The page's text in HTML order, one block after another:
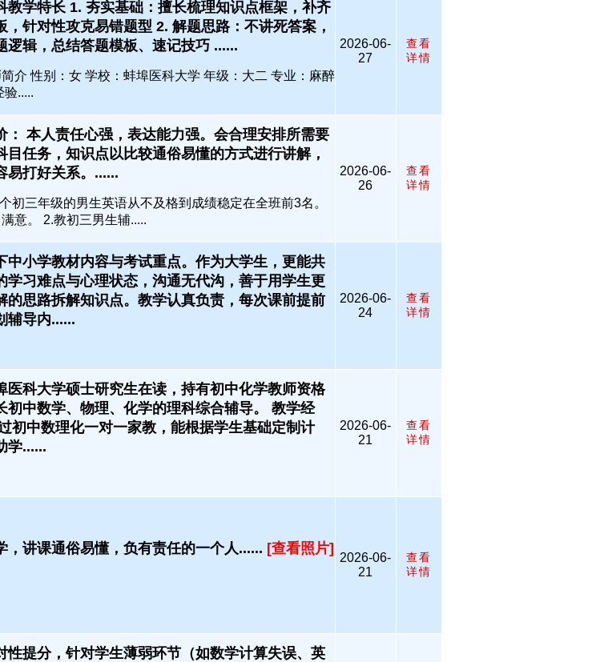
教学特长 1. 夯实基础：擅长梳理知识点框架，补齐
，针对性攻克易错题型 2. 解题思路：不讲死答案，
逻辑，总结答题模板、速记技巧 ......
介 性别：女 学校：蚌埠医科大学 年级：大二 专业：麻醉
验.....
2026-06-
27
查看
详情
： 本人责任心强，表达能力强。会合理安排所需要
目任务，知识点以比较通俗易懂的方式进行讲解，
易打好关系。......
初三年级的男生英语从不及格到成绩稳定在全班前3名。
意。 2.教初三男生辅.....
2026-06-
26
查看
详情
中小学教材内容与考试重点。作为大学生，更能共
学习难点与心理状态，沟通无代沟，善于用学生更
的思路拆解知识点。教学认真负责，每次课前提前
辅导内......
2026-06-
24
查看
详情
医科大学硕士研究生在读，持有初中化学教师资格
初中数学、物理、化学的理科综合辅导。 教学经
初中数理化一对一家教，能根据学生基础定制计
学......
2026-06-
21
查看
详情
，讲课通俗易懂，负有责任的一个人...... [查看照片]
2026-06-
21
查看
详情
性提分，针对学生薄弱环节（如数学计算失误、英